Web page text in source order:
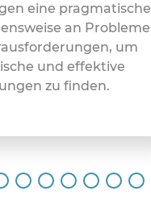
eine pragmatische
an Probleme
um
und effektive
zu finden.